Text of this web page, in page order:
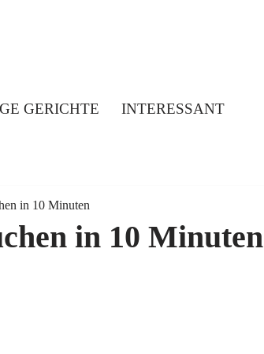
GERICHTE
INTERESSANT
in 10 Minuten
in 10 Minuten